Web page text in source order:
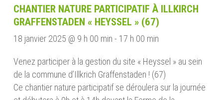
CHANTIER NATURE PARTICIPATIF À ILLKIRCH
GRAFFENSTADEN « HEYSSEL » (67)
18 janvier 2025 @ 9 h 00 min - 17 h 00 min
Venez participer à la gestion du site « Heyssel » au sein
de la commune d’Illkrich Graffenstaden ! (67)
Ce chantier nature participatif se déroulera sur la journée